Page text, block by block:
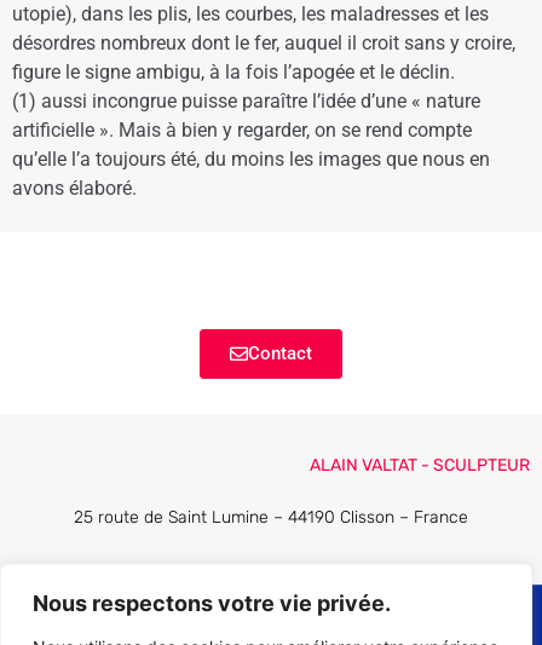
Nous respectons votre vie privée.
utopie), dans les plis, les courbes, les maladresses et les
désordres nombreux dont le fer, auquel il croit sans y croire,
figure le signe ambigu, à la fois l’apogée et le déclin.
(1) aussi incongrue puisse paraître l’idée d’une « nature
artificielle ». Mais à bien y regarder, on se rend compte
qu’elle l’a toujours été, du moins les images que nous en
avons élaboré.
Contact
ALAIN VALTAT - SCULPTEUR
25 route de Saint Lumine – 44190 Clisson – France
All Rights Reserved © 2021